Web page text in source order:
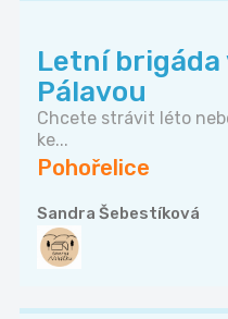
Letní brigáda
Pálavou
Chcete strávit léto
ke...
Pohořelice
Sandra Šebestíková